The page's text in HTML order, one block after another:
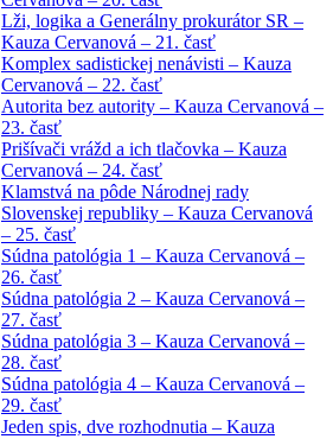
Lži, logika a Generálny prokurátor SR –
Kauza Cervanová – 21. časť
Komplex sadistickej nenávisti – Kauza
Cervanová – 22. časť
Autorita bez autority – Kauza Cervanová –
23. časť
Prišívači vrážd a ich tlačovka – Kauza
Cervanová – 24. časť
Klamstvá na pôde Národnej rady
Slovenskej republiky – Kauza Cervanová
– 25. časť
Súdna patológia 1 – Kauza Cervanová –
26. časť
Súdna patológia 2 – Kauza Cervanová –
27. časť
Súdna patológia 3 – Kauza Cervanová –
28. časť
Súdna patológia 4 – Kauza Cervanová –
29. časť
Jeden spis, dve rozhodnutia – Kauza